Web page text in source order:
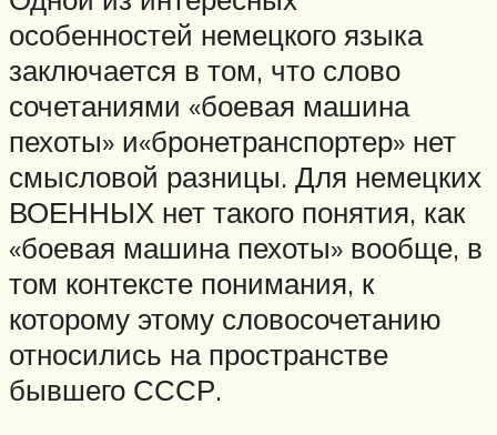
особенностей немецкого языка
заключается в том, что слово
сочетаниями «боевая машина
пехоты» и«бронетранспортер» нет
смысловой разницы. Для немецких
ВОЕННЫХ нет такого понятия, как
«боевая машина пехоты» вообще, в
том контексте понимания, к
которому этому словосочетанию
относились на пространстве
бывшего СССР.